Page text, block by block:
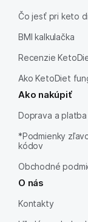
Čo jesť pri keto
BMI kalkulačka
Recenzie
Ako KetoDiet
Ako nakúpiť
Doprava a platba
*Podmienky
kódov
Obchodné
O nás
Kontakty